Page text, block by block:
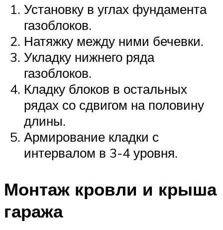
Установку в углах фундамента
газоблоков.
Натяжку между ними бечевки.
Укладку нижнего ряда
газоблоков.
Кладку блоков в остальных
рядах со сдвигом на половину
длины.
Армирование кладки с
интервалом в 3-4 уровня.
Монтаж кровли и крыша
гаража